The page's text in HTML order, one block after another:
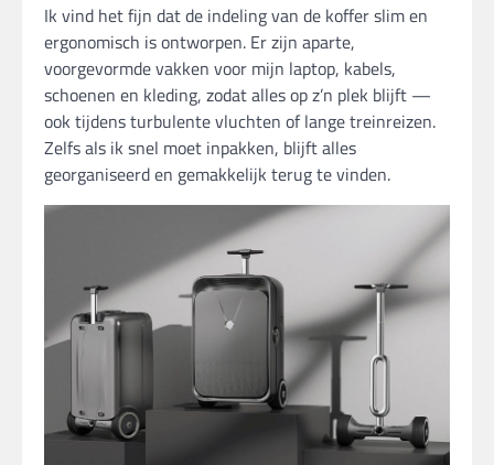
Ik vind het fijn dat de indeling van de koffer slim en
ergonomisch is ontworpen. Er zijn aparte,
voorgevormde vakken voor mijn laptop, kabels,
schoenen en kleding, zodat alles op z’n plek blijft —
ook tijdens turbulente vluchten of lange treinreizen.
Zelfs als ik snel moet inpakken, blijft alles
georganiseerd en gemakkelijk terug te vinden.